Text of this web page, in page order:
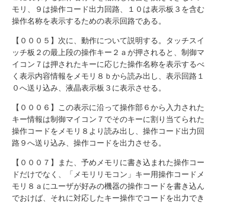
モリ、９は操作コード出力回路、１０は表示板３を含む
操作名称を表示するための表示回路である。
【０００５】次に、動作について説明する。タッチスイ
ッチ板２の最上段の操作キー２ａが押されると、制御マ
イコン７は押されたキーに応じた操作名称を表示するべ
く表示内容情報をメモリ８ｂから読み出し、表示回路１
０へ送り込み、液晶表示板３に表示させる。
【０００６】この表示に沿って操作部６から入力された
キー情報は制御マイコン７でそのキーに割り当てられた
操作コードをメモリ８より読み出し、操作コード出力回
路９へ送り込み、操作コードを出力させる。
【０００７】また、予めメモリに書き込まれた操作コー
ドだけでなく、「メモリリモコン」キー用操作コードメ
モリ８ａにユーザが好みの機器の操作コードを書き込ん
でおけば、それに対応したキー操作でコードを出力でき